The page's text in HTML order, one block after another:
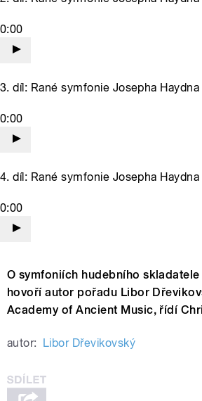
0:00
3. díl: Rané symfonie Josepha Haydna
0:00
4. díl: Rané symfonie Josepha Haydna
0:00
O symfoniích hudebního
hovoří autor pořadu Libor
Academy of Ancient Music, řídí
autor: Libor Dřevikovský